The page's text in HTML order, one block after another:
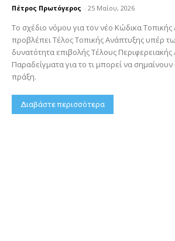
Πέτρος Πρωτόγερος - 25 Μαΐου, 2026
Το σχέδιο νόμου για τον νέο Κώδικα Τοπικής
προβλέπει Τέλος Τοπικής Ανάπτυξης υπέρ
δυνατότητα επιβολής Τέλους Περιφερειακής
Παραδείγματα για το τι μπορεί να σημαίνουν
πράξη.
Διαβάστε περισσότερα